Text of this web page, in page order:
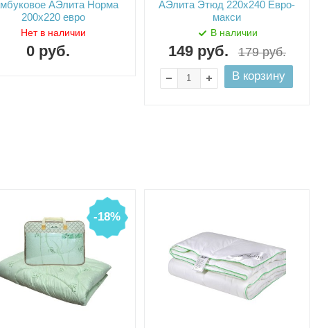
АЭлита Норма
200х220 евро
Нет в наличии
0 руб.
АЭлита Этюд 220х240 Евро-
макси
В наличии
149руб. 179руб.
В корзину
-18%